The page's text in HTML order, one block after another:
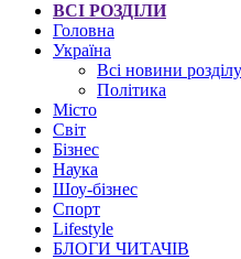
ВСІ РОЗДІЛИ
Головна
Україна
Всі новини розділу
Політика
Місто
Світ
Бізнес
Наука
Шоу-бізнес
Спорт
Lifestyle
БЛОГИ ЧИТАЧІВ